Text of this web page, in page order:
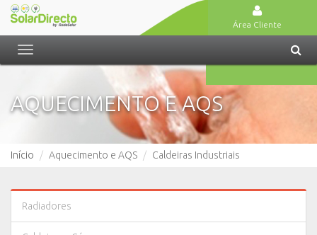
Área Cliente
Toggle
navigation
AQUECIMENTO E AQS
Início Aquecimento e AQS Caldeiras Industriais
Radiadores